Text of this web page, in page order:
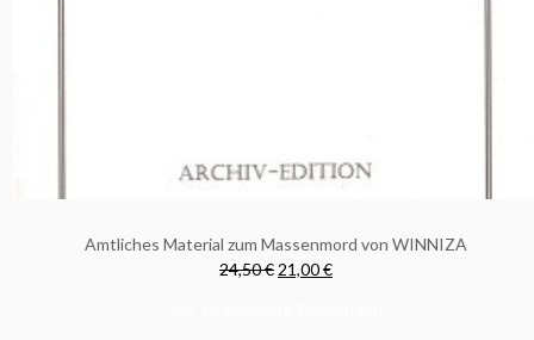
Amtliches Material zum Massenmord von WINNIZA
24,50 € 21,00 €